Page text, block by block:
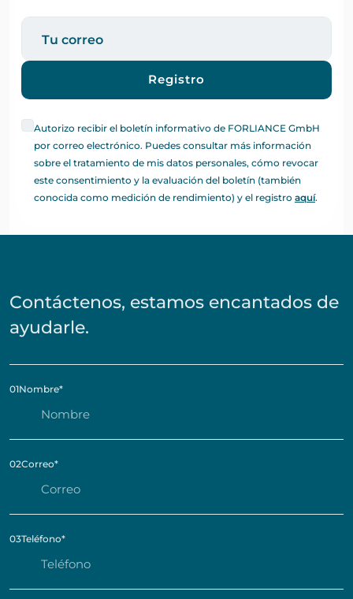
Registro
Autorizo recibir el boletín informativo de FORLIANCE GmbH
por correo electrónico. Puedes consultar más información
sobre el tratamiento de mis datos personales, cómo revocar
este consentimiento y la evaluación del boletín (también
conocida como medición de rendimiento) y el registro aquí.
Contáctenos, estamos encantados de
ayudarle.
01Nombre*
02Correo*
03Teléfono*